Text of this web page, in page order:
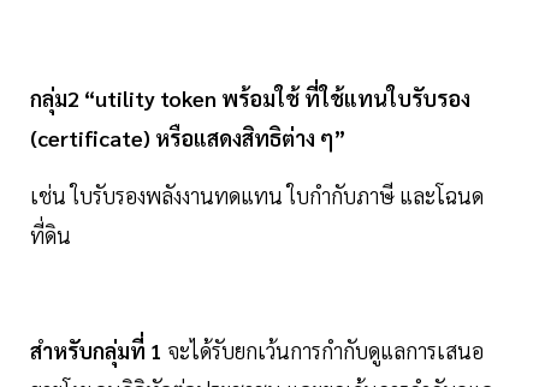
กลุ่ม2 “utility token พร้อมใช้ ที่ใช้แทนใบรับรอง
(certificate) หรือแสดงสิทธิต่าง ๆ”
เช่น ใบรับรองพลังงานทดแทน ใบกำกับภาษี และโฉนด
ที่ดิน
สำหรับกลุ่มที่ 1 จะได้รับยกเว้นการกำกับดูแลการเสนอ